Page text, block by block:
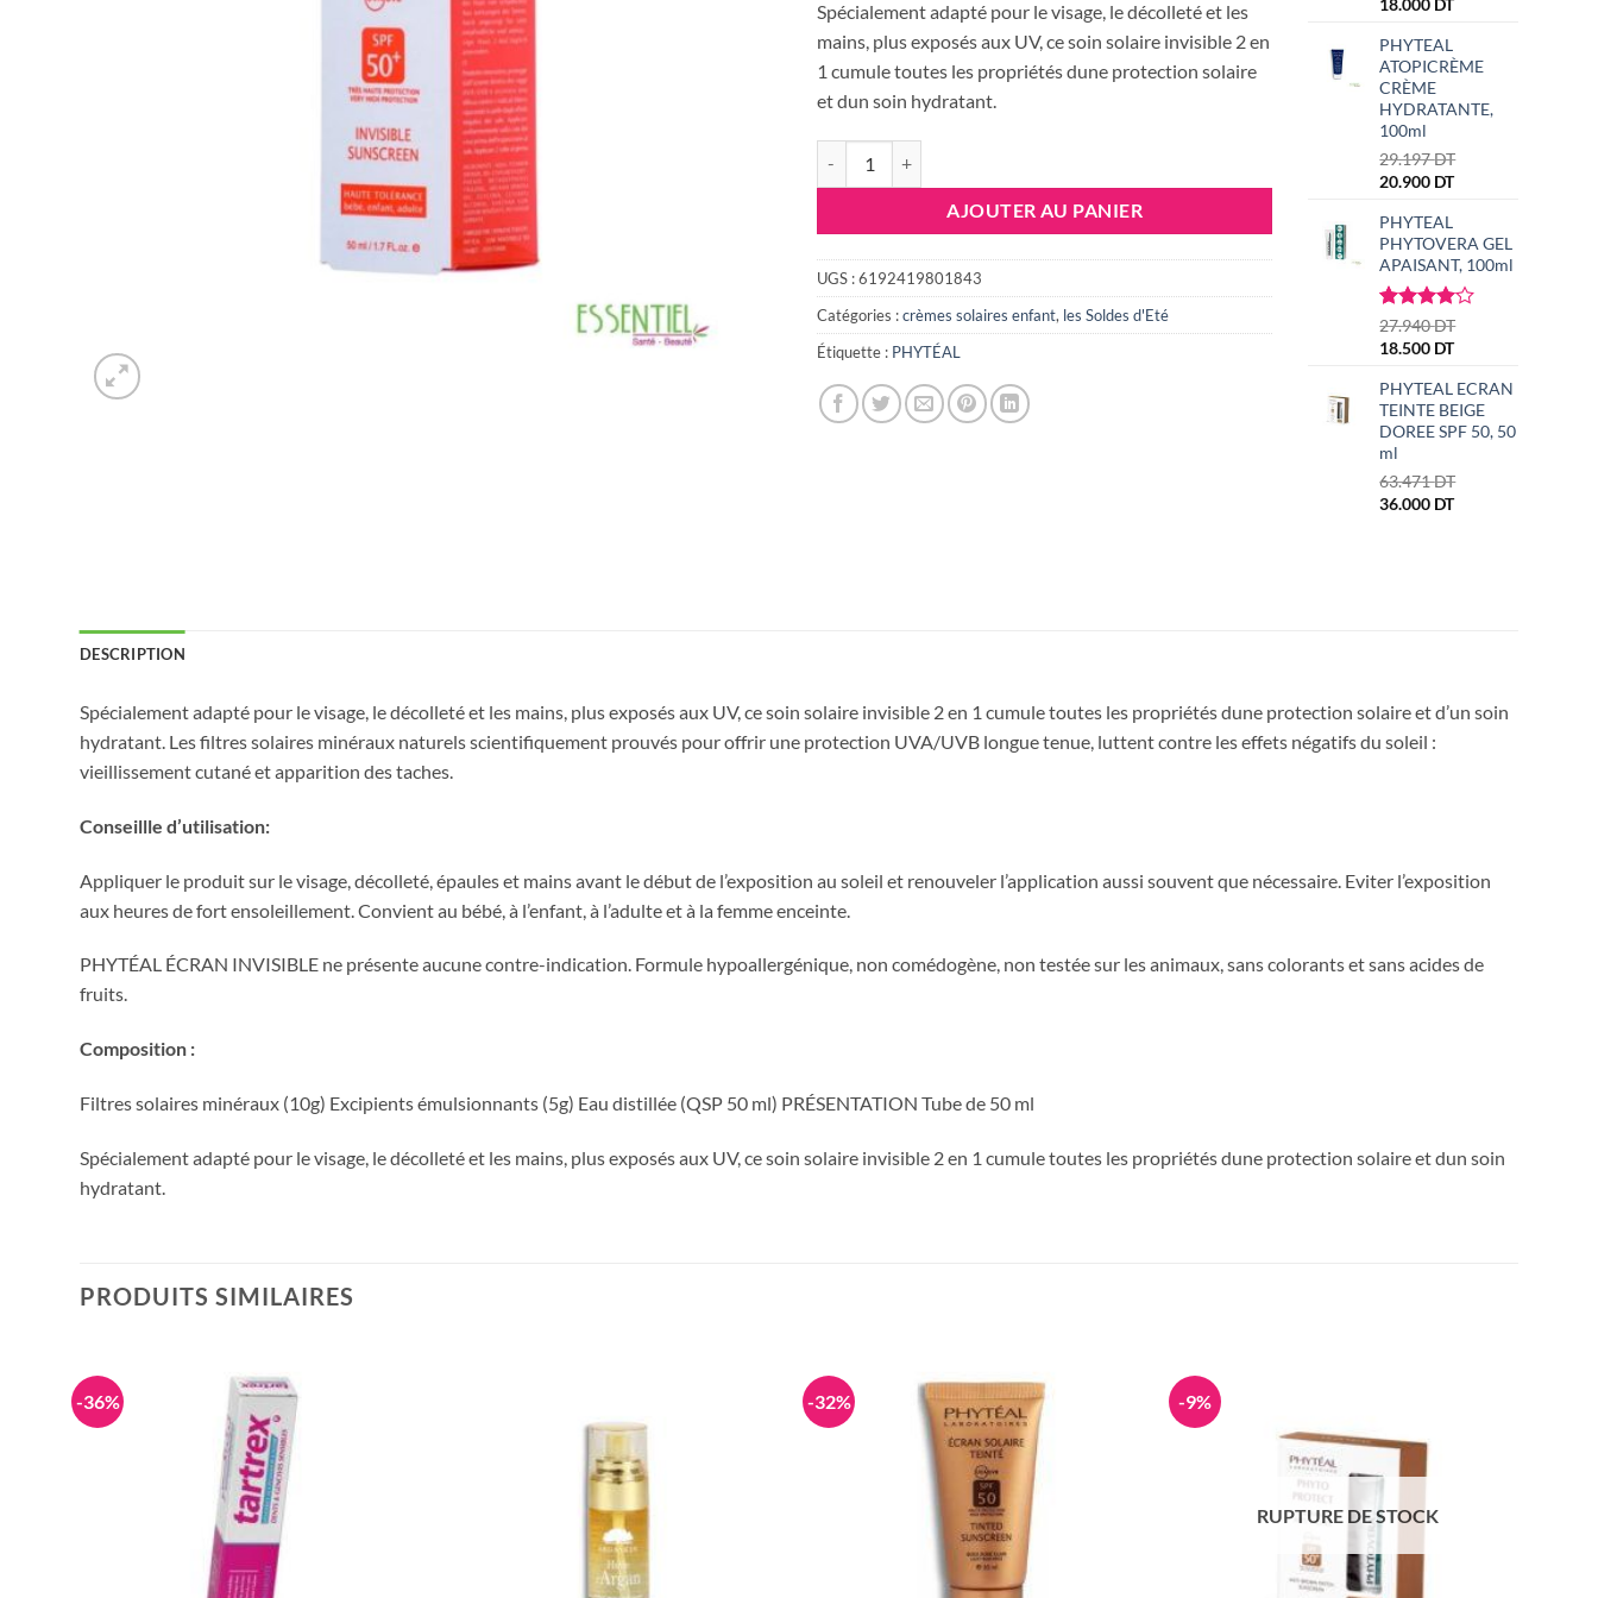
initial
était :
58.400 DT.
actuel
est :
38.500 DT.
Spécialement adapté pour le visage, le décolleté et les
mains, plus exposés aux UV, ce soin solaire invisible 2 en
1 cumule toutes les propriétés dune protection solaire
et dun soin hydratant.
quantité de PHYTEAL ECRAN INVISIBLE BÉBÉS, ENFANTS ET ADULTES SPF50, 50ml
AJOUTER AU PANIER
UGS :6192419801843
Catégories :crèmes solaires enfant, les Soldes d'Eté
Étiquette : PHYTÉAL
18.000 DT
PHYTEAL
ATOPICRÈME
CRÈME
HYDRATANTE,
100ml
29.197DT
29.197 DT.
20.900 DTLe
est :
20.900 DT.
PHYTEAL
PHYTOVERA GEL
APAISANT, 100ml
Noté
4.00sur
sur
1
notation
client
27.940DT
était :
27.940 DT.
18.500 DTLe
actuel
est :
18.500 DT.
PHYTEAL ECRAN
TEINTE BEIGE
DOREE SPF 50, 50
ml
63.471DT
36.000 DTLe
DESCRIPTION
Spécialement adapté pour le visage, le décolleté et les mains, plus exposés aux UV, ce soin solaire invisible 2 en 1 cumule toutes les propriétés dune protection solaire et d’un soin
hydratant. Les filtres solaires minéraux naturels scientifiquement prouvés pour offrir une protection UVA/UVB longue tenue, luttent contre les effets négatifs du soleil :
vieillissement cutané et apparition des taches.
Conseillle d’utilisation:
Appliquer le produit sur le visage, décolleté, épaules et mains avant le début de l’exposition au soleil et renouveler l’application aussi souvent que nécessaire. Eviter l’exposition
aux heures de fort ensoleillement. Convient au bébé, à l’enfant, à l’adulte et à la femme enceinte.
PHYTÉAL ÉCRAN INVISIBLE ne présente aucune contre-indication. Formule hypoallergénique, non comédogène, non testée sur les animaux, sans colorants et sans acides de
fruits.
Composition :
Filtres solaires minéraux (10g) Excipients émulsionnants (5g) Eau distillée (QSP 50 ml) PRÉSENTATION Tube de 50 ml
Spécialement adapté pour le visage, le décolleté et les mains, plus exposés aux UV, ce soin solaire invisible 2 en 1 cumule toutes les propriétés dune protection solaire et dun soin
hydratant.
PRODUITS SIMILAIRES
-36% -32% -9%
RUPTURE DE STOCK